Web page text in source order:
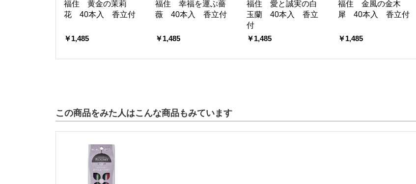
福住 黄金の茉莉
花 40本入 香立付
￥1,485
福住 幸福を運ぶ薔
薇 40本入 香立付
￥1,485
福住 愛と誠実の白
玉蘭 40本入 香立
付
￥1,485
福住 金風の金木
犀 40本入 香立付
￥1,485
この商品をみた人はこんな商品もみています